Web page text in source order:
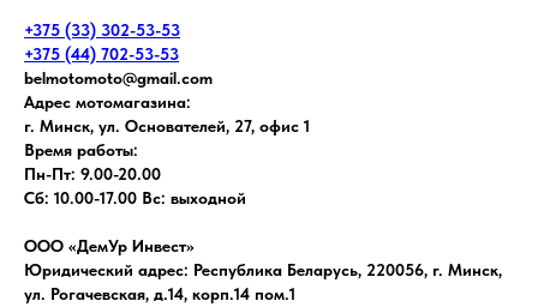
+375 (33) 302-53-53
+375 (44) 702-53-53
belmotomoto@gmail.com
Адрес мотомагазина:
г. Минск, ул. Основателей, 27, офис 1
Время работы:
Пн-Пт: 9.00-20.00
Сб: 10.00-17.00 Вс: выходной
ООО «ДемУр Инвест»
Юридический адрес: Республика Беларусь, 220056, г. Минск,
ул. Рогачевская, д.14, корп.14 пом.1